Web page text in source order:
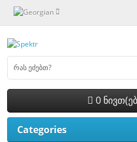
0
Categories